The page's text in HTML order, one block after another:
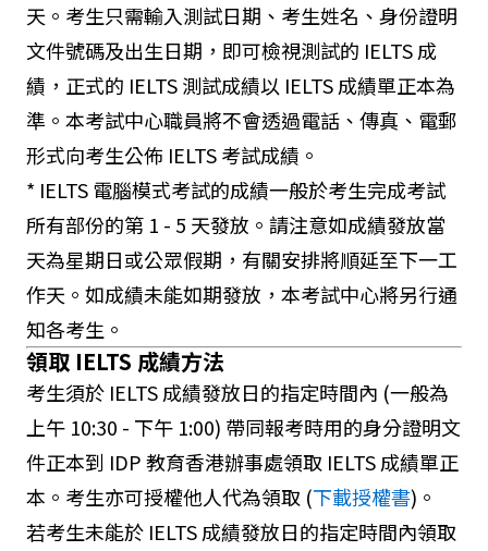
天。考生只需輸入測試日期、考生姓名、身份證明
文件號碼及出生日期，即可檢視測試的 IELTS 成
績，正式的 IELTS 測試成績以 IELTS 成績單正本為
準。本考試中心職員將不會透過電話、傳真、電郵
形式向考生公佈 IELTS 考試成績。
* IELTS 電腦模式考試的成績一般於考生完成考試
所有部份的第 1 - 5 天發放。請注意如成績發放當
天為星期日或公眾假期，有關安排將順延至下一工
作天。如成績未能如期發放，本考試中心將另行通
知各考生。
領取 IELTS 成績方法
考生須於 IELTS 成績發放日的指定時間內 (一般為
上午 10:30 - 下午 1:00) 帶同報考時用的身分證明文
件正本到 IDP 教育香港辦事處領取 IELTS 成績單正
本。考生亦可授權他人代為領取 (下載授權書)。
若考生未能於 IELTS 成績發放日的指定時間內領取